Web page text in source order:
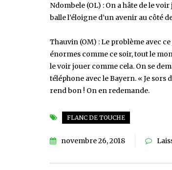
Ndombele (OL) : On a hâte de le
balle l’éloigne d’un avenir au côté
Thauvin (OM) : Le problème avec
énormes comme ce soir, tout le
le voir jouer comme cela. On se
téléphone avec le Bayern. « Je sors
rend bon ! On en redemande.
FLANC DE TOUCHE
novembre 26, 2018